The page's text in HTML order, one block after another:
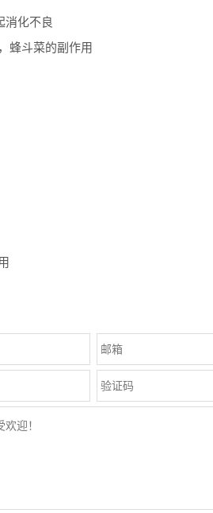
消化不良
蜂斗菜的副作用